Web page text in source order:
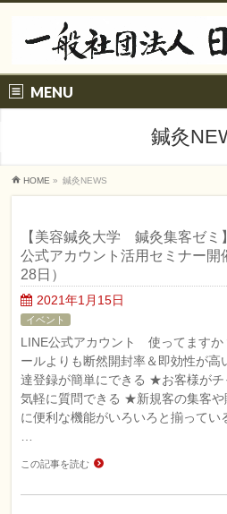
MENU
鍼灸
HOME » 鍼灸NEWS
【美容鍼灸大学 鍼灸集客ゼミ
公式アカウント活用セミナー開
28日）
2021年1月15日
イベント
LINE公式アカウント 使ってます
ールよりも断然開封率＆即効性が
達登録が簡単にできる ★お客様がチ
気軽に質問できる ★新規客の集客や
に便利な機能がいろいろと揃ってい
この記事を読む